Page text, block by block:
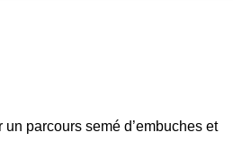
parcours semé d’embuches et